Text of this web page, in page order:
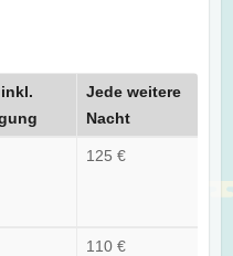
Jede weitere
Nacht
125 €
110 €